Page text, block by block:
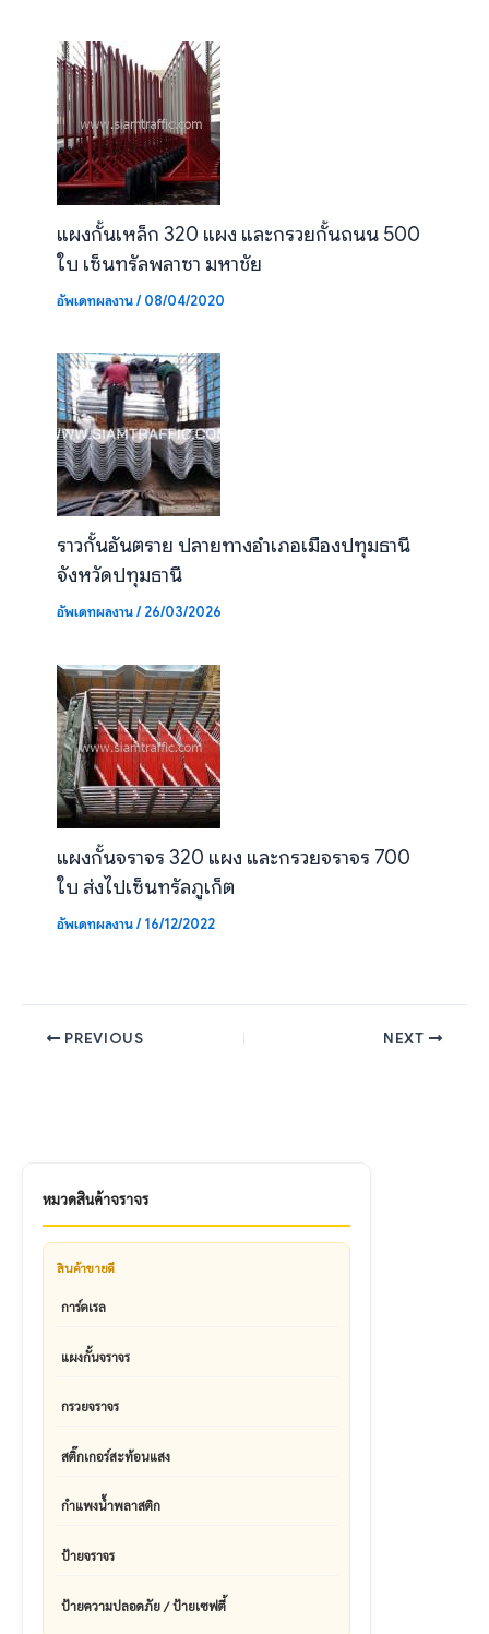
หมวดสินค้าจราจร
สินค้าขายดี
การ์ดเรล
แผงกั้นจราจร
กรวยจราจร
สติ๊กเกอร์สะท้อนแสง
กำแพงน้ำพลาสติก
ป้ายจราจร
ป้ายความปลอดภัย / ป้ายเซฟตี้
แผงกั้นเหล็ก 320 แผง และกรวยกั้นถนน 500
ใบ เซ็นทรัลพลาซา มหาชัย
อัพเดทผลงาน/08/04/2020
ราวกั้นอันตราย ปลายทางอำเภอเมืองปทุมธานี
จังหวัดปทุมธานี
อัพเดทผลงาน/26/03/2026
แผงกั้นจราจร 320 แผง และกรวยจราจร 700
ใบ ส่งไปเซ็นทรัลภูเก็ต
อัพเดทผลงาน/16/12/2022
PREVIOUS NEXT